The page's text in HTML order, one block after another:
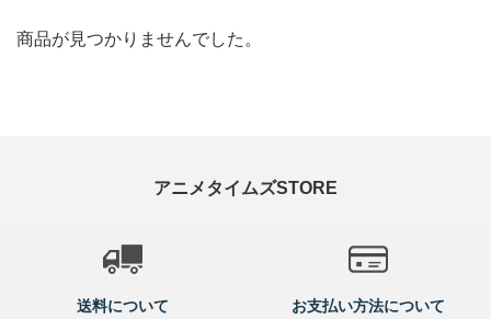
商品が見つかりませんでした。
アニメタイムズSTORE